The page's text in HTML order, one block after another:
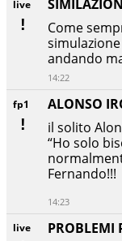
live
PROBLEMI
fp1
ALONSO
il solito
“Ho solo
Fernando!!!
14:23
live
Come
andando
14:22